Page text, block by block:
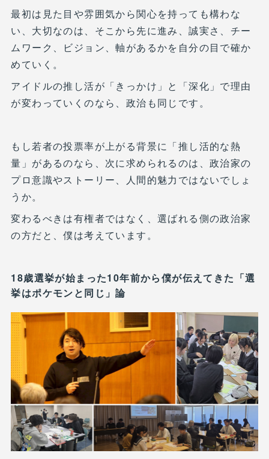
最初は見た目や雰囲気から関心を持っても構わな
い、大切なのは、そこから先に進み、誠実さ、チー
ムワーク、ビジョン、軸があるかを自分の目で確か
めていく。
アイドルの推し活が「きっかけ」と「深化」で理由
が変わっていくのなら、政治も同じです。
もし若者の投票率が上がる背景に「推し活的な熱
量」があるのなら、次に求められるのは、政治家の
プロ意識やストーリー、人間的魅力ではないでしょ
うか。
変わるべきは有権者ではなく、選ばれる側の政治家
の方だと、僕は考えています。
18歳選挙が始まった10年前から僕が伝えてきた「選
挙はポケモンと同じ」論